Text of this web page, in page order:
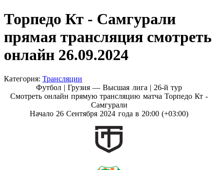
Торпедо Кт - Самгурали
прямая трансляция смотреть
онлайн 26.09.2024
Категория: Трансляции
Футбол | Грузия — Высшая лига | 26-й тур
Смотреть онлайн прямую трансляцию матча Торпедо Кт -
Самгурали
Начало 26 Сентября 2024 года в 20:00 (+03:00)